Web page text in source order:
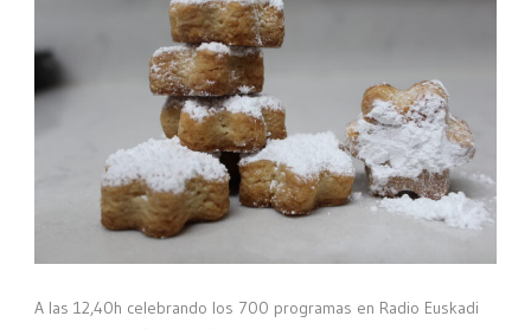
A las 12,40h celebrando los 700 programas en Radio Euskadi